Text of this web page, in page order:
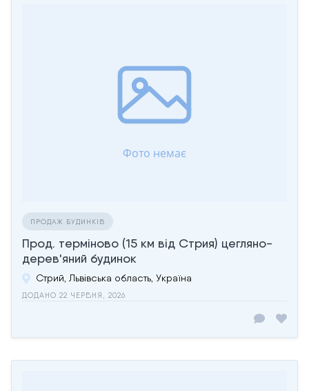
ПРОДАЖ БУДИНКІВ
Прод. терміново (15 км від Стрия) цегляно-
дерев'яний будинок
Стрий, Львівська область, Україна
ДОДАНО 22 ЧЕРВНЯ, 2026